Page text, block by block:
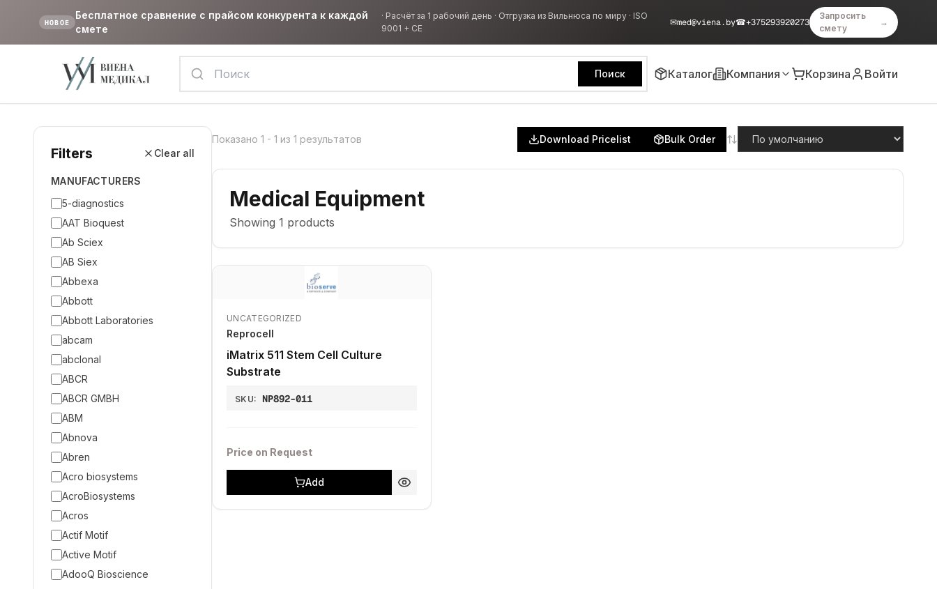
НОВОЕ
Бесплатное сравнение с прайсом конкурента к каждой
смете
· Расчёт за 1 рабочий день · Отгрузка из Вильнюса по миру · ISO
9001 + CE
✉med@viena.by☎+375293920273
Запросить
смету
→
Поиск Каталог Компания Корзина Войти
Filters Clear all
MANUFACTURERS
5-diagnostics
AAT Bioquest
Ab Sciex
AB Siex
Abbexa
Abbott
Abbott Laboratories
abcam
abclonal
ABCR
ABCR GMBH
ABM
Abnova
Abren
Acro biosystems
AcroBiosystems
Acros
Actif Motif
Active Motif
AdooQ Bioscience
Показано 1 - 1 из 1 результатов Download Pricelist Bulk Order
Medical Equipment
Showing 1 products
UNCATEGORIZED
Reprocell
iMatrix 511 Stem Cell Culture
Substrate
SKU: NP892-011
Price on Request
Add